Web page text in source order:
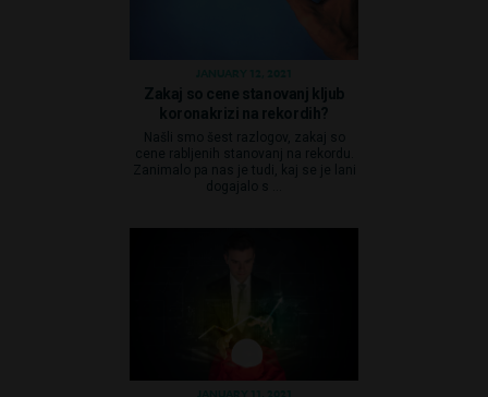
Zakaj so cene stanovanj kljub
koronakrizi na rekordih?
Našli smo šest razlogov, zakaj so
cene rabljenih stanovanj na rekordu.
Zanimalo pa nas je tudi, kaj se je lani
dogajalo s ...